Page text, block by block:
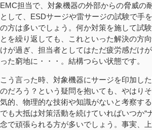
EMC担当で、対象機器の外部からの脅威の
として、ESDサージや雷サージの試験で手
の方は多いでしょう。何か対策を施して試
とを繰り返しても、これといった解決の方
けが過ぎ、担当者としてはただ疲労感だけ
った窮地に・・・。結構つらい状態です。
こう言った時、対象機器にサージを印加し
のだろう？という疑問を抱いても、やはり
気的、物理的な技術や知識がないと考察する
でも大抵は対策活動を続けていればいつか“
念で頑張られる方が多いでしょう。事実、